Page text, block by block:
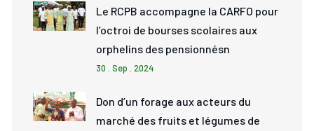
Le RCPB accompagne la CARFO pour
l’octroi de bourses scolaires aux
orphelins des pensionnésn
30 . Sep . 2024
Don d’un forage aux acteurs du
marché des fruits et légumes de